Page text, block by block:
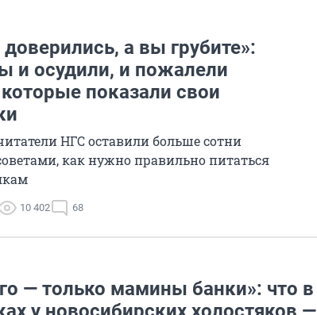
а вы грубите»:
и осудили, и пожалели
показали свои
НГС оставили больше сотни
как нужно правильно питаться
10 402 68
— только мамины банки»: что в